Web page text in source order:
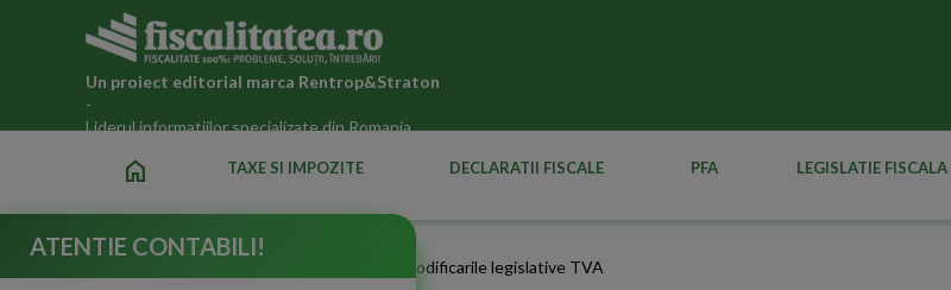
Un proiect editorial marca Rentrop&Straton
-
Liderul informatiilor specializate din Romania
home TAXE SI IMPOZITE DECLARATII FISCALE PFA LEGISLATIE FISCALA
Stiri si articole despre TVA in 2026 | Modificarile legislative TVA
ATENTIE CONTABILI!